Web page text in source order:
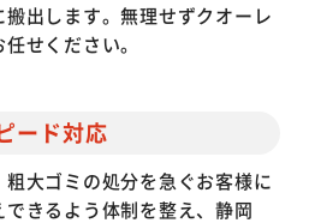
搬出します。無理せずクオーレ
せください。
ード対応
粗大ゴミの処分を急ぐお客様に
できるよう体制を整え、静岡